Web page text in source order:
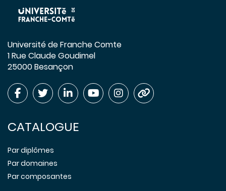
Université de Franche Comte
1 Rue Claude Goudimel
25000 Besançon
CATALOGUE
Par diplômes
Par domaines
Par composantes